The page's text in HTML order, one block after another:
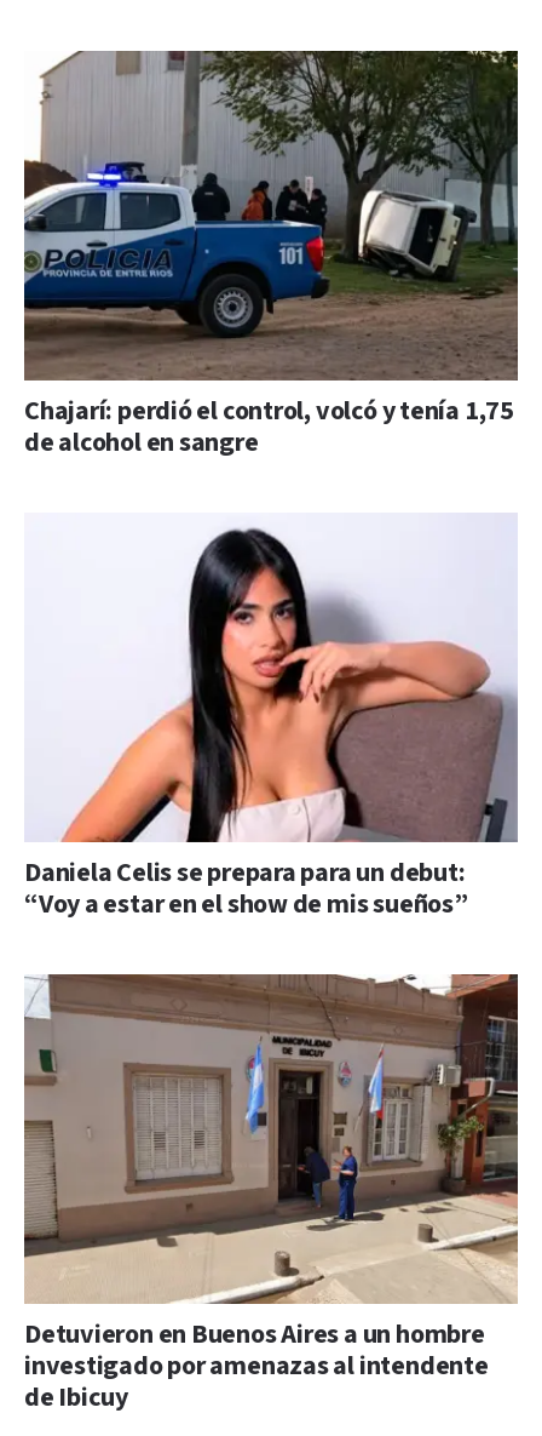
Chajarí: perdió el control, volcó y tenía 1,75
de alcohol en sangre
Daniela Celis se prepara para un debut:
“Voy a estar en el show de mis sueños”
Detuvieron en Buenos Aires a un hombre
investigado por amenazas al intendente
de Ibicuy